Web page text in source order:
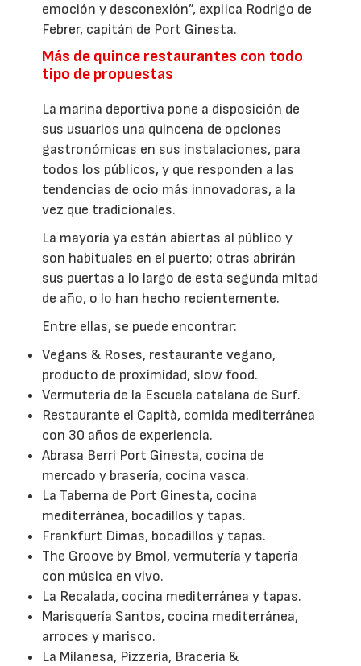
emoción y desconexión”, explica Rodrigo de
Febrer, capitán de Port Ginesta.
Más de quince restaurantes con todo
tipo de propuestas
La marina deportiva pone a disposición de
sus usuarios una quincena de opciones
gastronómicas en sus instalaciones, para
todos los públicos, y que responden a las
tendencias de ocio más innovadoras, a la
vez que tradicionales.
La mayoría ya están abiertas al público y
son habituales en el puerto; otras abrirán
sus puertas a lo largo de esta segunda mitad
de año, o lo han hecho recientemente.
Entre ellas, se puede encontrar:
Vegans & Roses, restaurante vegano,
producto de proximidad, slow food.
Vermuteria de la Escuela catalana de Surf.
Restaurante el Capità, comida mediterránea
con 30 años de experiencia.
Abrasa Berri Port Ginesta, cocina de
mercado y brasería, cocina vasca.
La Taberna de Port Ginesta, cocina
mediterránea, bocadillos y tapas.
Frankfurt Dimas, bocadillos y tapas.
The Groove by Bmol, vermutería y tapería
con música en vivo.
La Recalada, cocina mediterránea y tapas.
Marisquería Santos, cocina mediterránea,
arroces y marisco.
La Milanesa, Pizzeria, Braceria &